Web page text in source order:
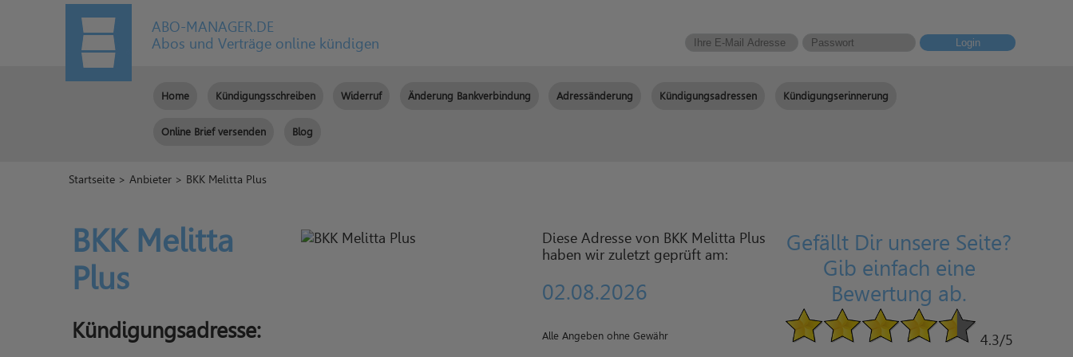
ABO-MANAGER.DE
Abos und Verträge online kündigen
Login
Home Kündigungsschreiben Widerruf Änderung Bankverbindung Adressänderung Kündigungsadressen Kündigungserinnerung
Online Brief versenden Blog
Startseite >Anbieter > BKK Melitta Plus
BKK Melitta
Plus
Kündigungsadresse:
Diese Adresse von BKK Melitta Plus
haben wir zuletzt geprüft am:
02.08.2026
Alle Angeben ohne Gewähr
Gefällt Dir unsere Seite?
Gib einfach eine
Bewertung ab.
4.3/5